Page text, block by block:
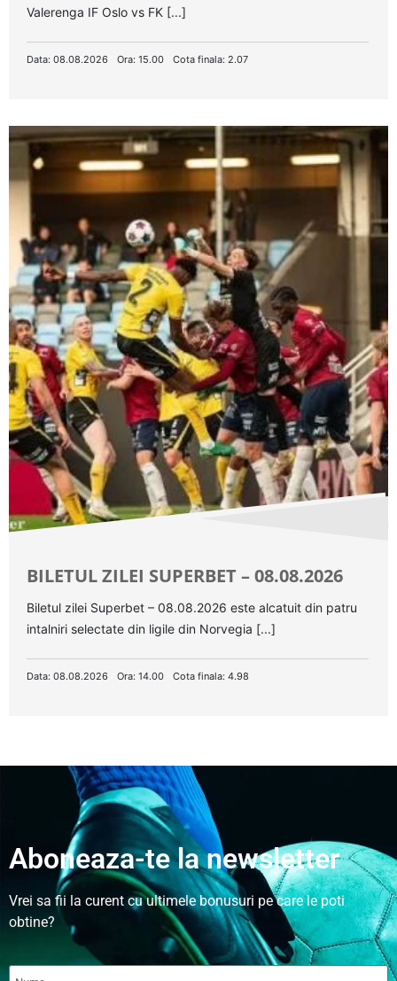
Valerenga IF Oslo vs FK [...]
Data: 08.08.2026 Ora: 15.00 Cota finala: 2.07
BILETUL ZILEI SUPERBET – 08.08.2026
Biletul zilei Superbet – 08.08.2026 este alcatuit din patru
intalniri selectate din ligile din Norvegia [...]
Data: 08.08.2026 Ora: 14.00 Cota finala: 4.98
Aboneaza-te la newsletter
Vrei sa fii la curent cu ultimele bonusuri pe care le poti
obtine?